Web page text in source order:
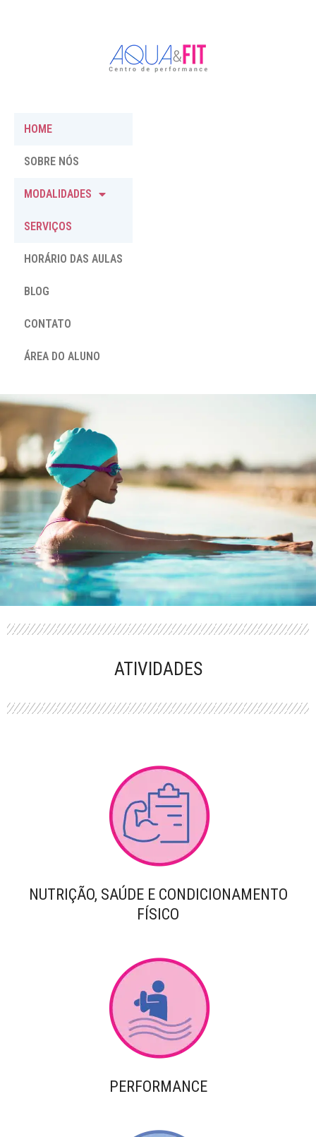
HOME
SOBRE NÓS
MODALIDADES
SERVIÇOS
HORÁRIO DAS AULAS
BLOG
CONTATO
ÁREA DO ALUNO
PERFORMANCE
ATIVIDADES
NUTRIÇÃO, SAÚDE E CONDICIONAMENTO
FÍSICO
PERFORMANCE